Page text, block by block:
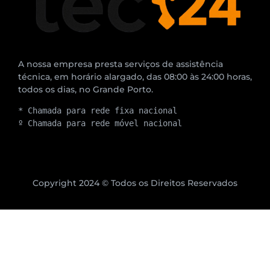
A nossa empresa presta serviços de assistência
técnica, em horário alargado, das 08:00 às 24:00 horas,
todos os dias, no Grande Porto.
* Chamada para rede fixa nacional
º Chamada para rede móvel nacional
Copyright 2024 © Todos os Direitos Reservados